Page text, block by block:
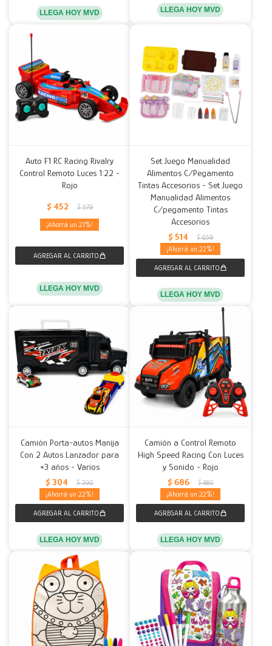
LLEGA HOY MVD LLEGA HOY MVD
Auto F1 RC Racing Rivalry
Control Remoto Luces 1:22 -
Rojo
$ 452 $ 579
21
LLEGA HOY MVD
Set Juego Manualidad
Alimentos C/Pegamento
Tintas Accesorios - Set Juego
Manualidad Alimentos
C/pegamento Tintas
Accesorios
$ 514 $ 659
22
LLEGA HOY MVD
Camión Porta-autos Manija
Con 2 Autos Lanzador para
+3 años - Varios
$ 304 $ 390
22
LLEGA HOY MVD
Camión a Control Remoto
High Speed Racing Con Luces
y Sonido - Rojo
$ 686 $ 880
22
LLEGA HOY MVD